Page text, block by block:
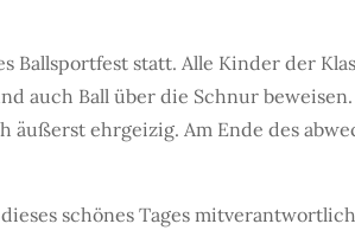
Ballsportfest statt. Alle Kinder der
auch Ball über die Schnur
ehrgeizig. Am Ende des
schönes Tages